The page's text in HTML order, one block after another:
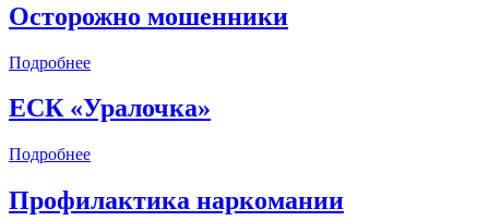
Осторожно мошенники
Подробнее
ЕСК «Уралочка»
Подробнее
Профилактика наркомании